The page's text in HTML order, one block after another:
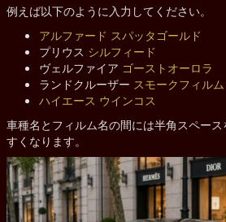
例えば以下のように入力してください。
アルファード スパッタゴールド
プリウス シルフィード
ヴェルファイア ゴーストオーロラ
ランドクルーザー スモークフィルム
ハイエース ウインコス
車種名とフィルム名の間には半角スペー
すくなります。